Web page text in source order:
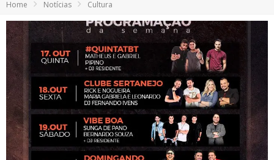
Selo Moda Music confirma Bel Costa no palco Talentos da Terra do Pedro Leopoldo Rodeio Show
Após sair da KondZilla, DJ Danny Albuquerque inicia nova fase
Home Notícias Cultura